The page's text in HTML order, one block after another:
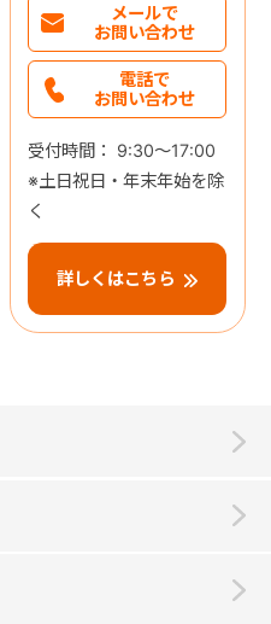
メールで
お問い合わせ
電話で
お問い合わせ
受付時間： 9:30～17:00
※土日祝日・年末年始を除
く
詳しくはこちら